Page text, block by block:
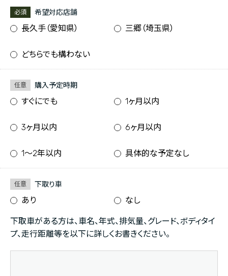
必須 希望対応店舗
長久手（愛知県） 三郷（埼玉県）
どちらでも構わない
任意 購入予定時期
すぐにでも 1ヶ月以内
3ヶ月以内 6ヶ月以内
1〜2年以内 具体的な予定なし
任意 下取り車
あり なし
下取車がある方は、車名、年式、排気量、グレード、ボディタイ
プ、走行距離等を以下に詳しくお書きください。